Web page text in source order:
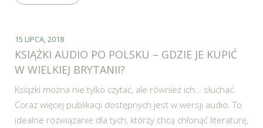
15 LIPCA, 2018
KSIĄŻKI AUDIO PO POLSKU – GDZIE JE KUPIĆ
W WIELKIEJ BRYTANII?
Książki można nie tylko czytać, ale również ich… słuchać.
Coraz więcej publikacji dostępnych jest w wersji audio. To
idealne rozwiązanie dla tych, którzy chcą chłonąć literaturę,